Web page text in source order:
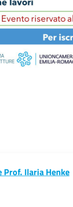
Prof. Ilaria Henke